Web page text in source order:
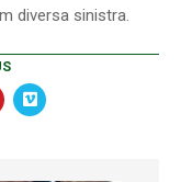
diversa sinistra.